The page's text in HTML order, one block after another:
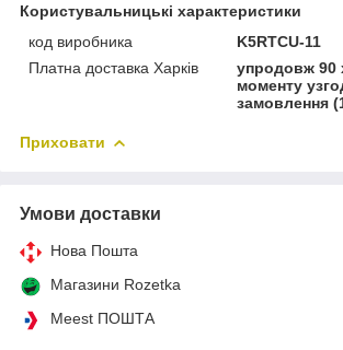
Користувальницькі характеристики
код виробника
K5RTCU-11
Платна доставка Харків
упродовж 90
моменту
замовлення
Приховати
Умови доставки
Нова Пошта
Магазини Rozetka
Meest ПОШТА